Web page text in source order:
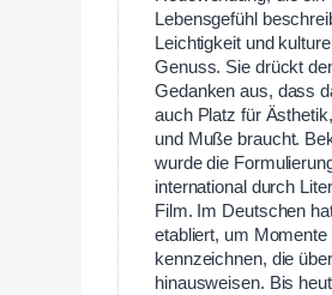
Lebensgefühl
Leichtigkeit und
Genuss. Sie drückt
Gedanken aus, dass
auch Platz für
und Muße braucht.
wurde die
international durch
Film. Im Deutschen
etabliert, um Momente
kennzeichnen, die
hinausweisen. Bis